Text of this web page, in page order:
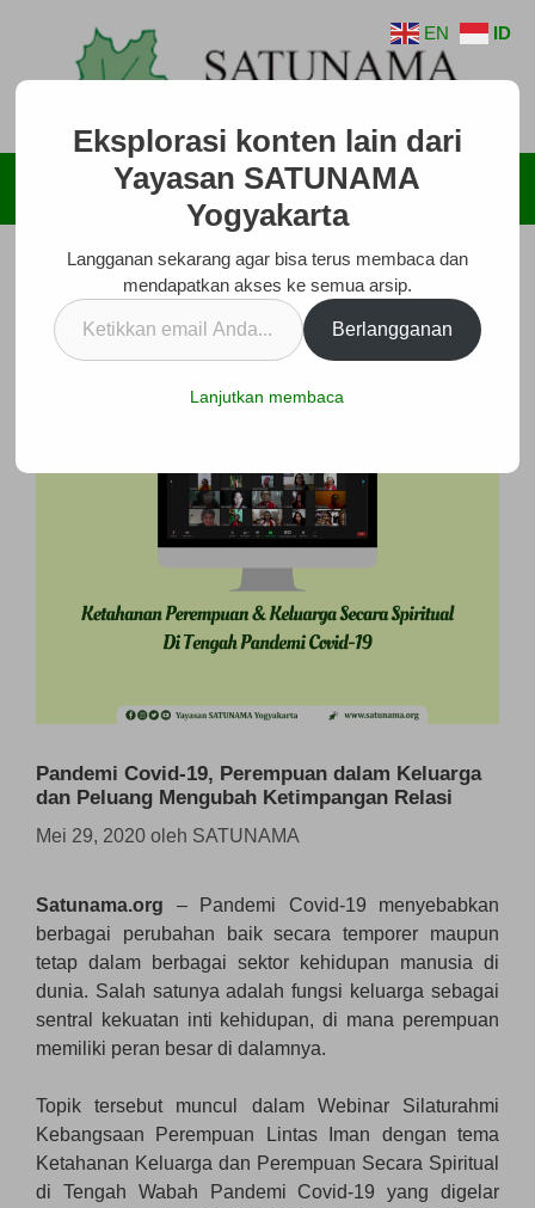
Menu
Pandemi Covid-19, Perempuan dalam Keluarga
dan Peluang Mengubah Ketimpangan Relasi
Mei 29, 2020 oleh SATUNAMA
Satunama.org – Pandemi Covid-19 menyebabkan
berbagai perubahan baik secara temporer maupun
tetap dalam berbagai sektor kehidupan manusia di
dunia. Salah satunya adalah fungsi keluarga sebagai
sentral kekuatan inti kehidupan, di mana perempuan
memiliki peran besar di dalamnya.
Topik tersebut muncul dalam Webinar Silaturahmi
Kebangsaan Perempuan Lintas Iman dengan tema
Ketahanan Keluarga dan Perempuan Secara Spiritual
di Tengah Wabah Pandemi Covid-19 yang digelar
EN ID
Eksplorasi konten lain dari
Yayasan SATUNAMA
Yogyakarta
Langganan sekarang agar bisa terus membaca dan
mendapatkan akses ke semua arsip.
Ketikkan
email
Berlangganan
Lanjutkan membaca